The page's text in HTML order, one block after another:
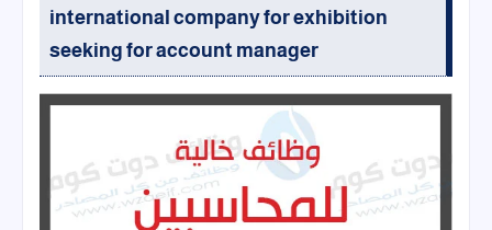
international company for exhibition
seeking for account manager